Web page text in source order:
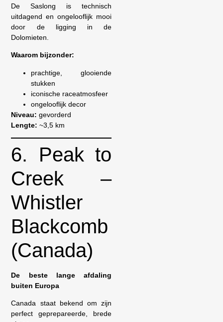
De Saslong is technisch
uitdagend en ongelooflijk mooi
door de ligging in de
Dolomieten.
Waarom bijzonder:
prachtige, glooiende
stukken
iconische raceatmosfeer
ongelooflijk decor
Niveau: gevorderd
Lengte: ~3,5 km
6. Peak to
Creek –
Whistler
Blackcomb
(Canada)
De beste lange afdaling
buiten Europa
Canada staat bekend om zijn
perfect geprepareerde, brede